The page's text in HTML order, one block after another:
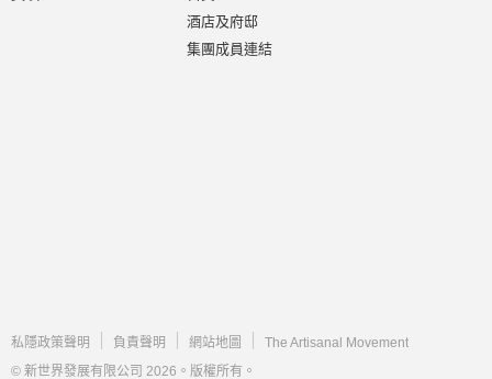
酒店及府邸
集團成員連結
私隱政策聲明 負責聲明 網站地圖
The Artisanal Movement
© 新世界發展有限公司 2026。版權所有。